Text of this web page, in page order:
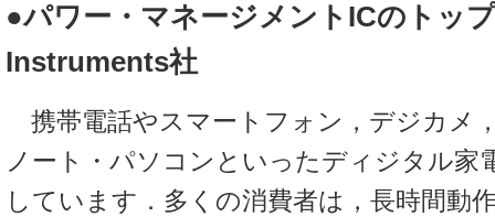
●パワー・マネージメントICのトッ
Instruments社
携帯電話やスマートフォン，デジカメ
ノート・パソコンといったディジタル家
しています．多くの消費者は，長時間動